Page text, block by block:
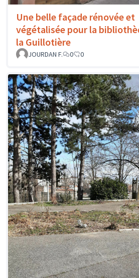
Une belle façade rénovée et
végétalisée pour la
la Guillotière
JOURDAN F. 0 0